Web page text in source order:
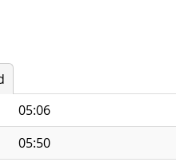
05:06
05:50